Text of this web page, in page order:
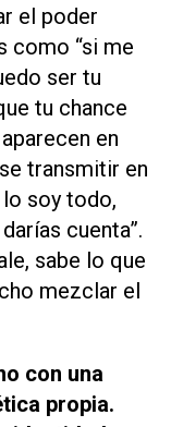
el poder
como “si me
ser tu
tu chance
en
transmitir en
soy todo,
cuenta”.
sabe lo que
mezclar el
con una
propia.